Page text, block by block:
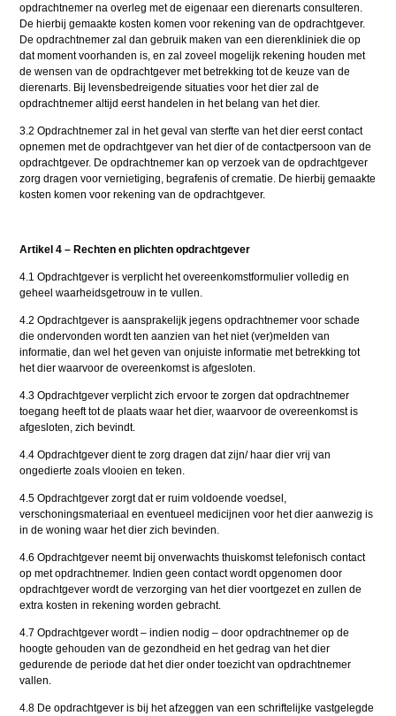
opdrachtnemer na overleg met de eigenaar een dierenarts consulteren.
De hierbij gemaakte kosten komen voor rekening van de opdrachtgever.
De opdrachtnemer zal dan gebruik maken van een dierenkliniek die op
dat moment voorhanden is, en zal zoveel mogelijk rekening houden met
de wensen van de opdrachtgever met betrekking tot de keuze van de
dierenarts. Bij levensbedreigende situaties voor het dier zal de
opdrachtnemer altijd eerst handelen in het belang van het dier.
3.2 Opdrachtnemer zal in het geval van sterfte van het dier eerst contact
opnemen met de opdrachtgever van het dier of de contactpersoon van de
opdrachtgever. De opdrachtnemer kan op verzoek van de opdrachtgever
zorg dragen voor vernietiging, begrafenis of crematie. De hierbij gemaakte
kosten komen voor rekening van de opdrachtgever.
Artikel 4 – Rechten en plichten opdrachtgever
4.1 Opdrachtgever is verplicht het overeenkomstformulier volledig en
geheel waarheidsgetrouw in te vullen.
4.2 Opdrachtgever is aansprakelijk jegens opdrachtnemer voor schade
die ondervonden wordt ten aanzien van het niet (ver)melden van
informatie, dan wel het geven van onjuiste informatie met betrekking tot
het dier waarvoor de overeenkomst is afgesloten.
4.3 Opdrachtgever verplicht zich ervoor te zorgen dat opdrachtnemer
toegang heeft tot de plaats waar het dier, waarvoor de overeenkomst is
afgesloten, zich bevindt.
4.4 Opdrachtgever dient te zorg dragen dat zijn/ haar dier vrij van
ongedierte zoals vlooien en teken.
4.5 Opdrachtgever zorgt dat er ruim voldoende voedsel,
verschoningsmateriaal en eventueel medicijnen voor het dier aanwezig is
in de woning waar het dier zich bevinden.
4.6 Opdrachtgever neemt bij onverwachts thuiskomst telefonisch contact
op met opdrachtnemer. Indien geen contact wordt opgenomen door
opdrachtgever wordt de verzorging van het dier voortgezet en zullen de
extra kosten in rekening worden gebracht.
4.7 Opdrachtgever wordt – indien nodig – door opdrachtnemer op de
hoogte gehouden van de gezondheid en het gedrag van het dier
gedurende de periode dat het dier onder toezicht van opdrachtnemer
vallen.
4.8 De opdrachtgever is bij het afzeggen van een schriftelijke vastgelegde